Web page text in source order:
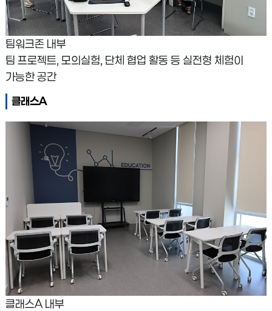
팀워크존 내부
팀 프로젝트, 모의실험, 단체 협업 활동 등 실전형 체험이
가능한 공간
클래스A
클래스A 내부